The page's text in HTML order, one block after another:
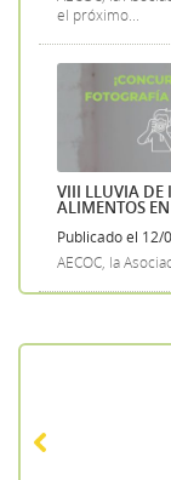
el próximo...
VIII LLUVIA DE
ALIMENTOS
Publicado el 12/
AECOC, la